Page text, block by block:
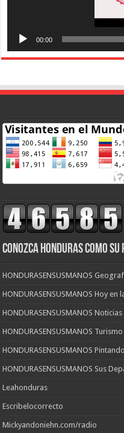
00:00
CONOZCA HONDURAS COMO
HONDURASENSUSMANOS
HONDURASENSUSMANOS Hoy en
HONDURASENSUSMANOS Noticias
HONDURASENSUSMANOS Turismo
HONDURASENSUSMANOS
HONDURASENSUSMANOS Sus
Leahonduras
Escribelocorrecto
Mickyandoniehn.com/radio